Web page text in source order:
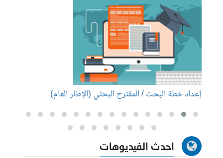
إعداد خطة البحث / المقترح البحثي (الإطار العام)
احدث الفيديوهات